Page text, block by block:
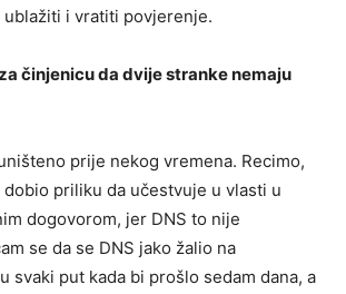
i vratiti povjerenje.
činjenicu da dvije stranke nemaju
prije nekog vremena. Recimo,
dobio priliku da učestvuje u vlasti u
dogovorom, jer DNS to nije
se da se DNS jako žalio na
svaki put kada bi prošlo sedam dana, a